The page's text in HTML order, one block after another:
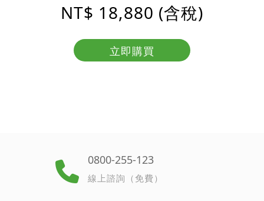
NT$ 18,880 (含稅)
立即購買
0800-255-123
線上諮詢（免費）